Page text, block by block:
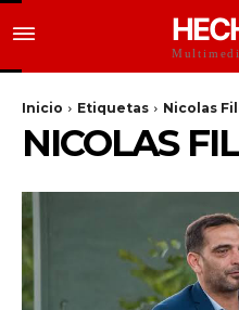
Inicio Etiquetas Nicolas
NICOLAS